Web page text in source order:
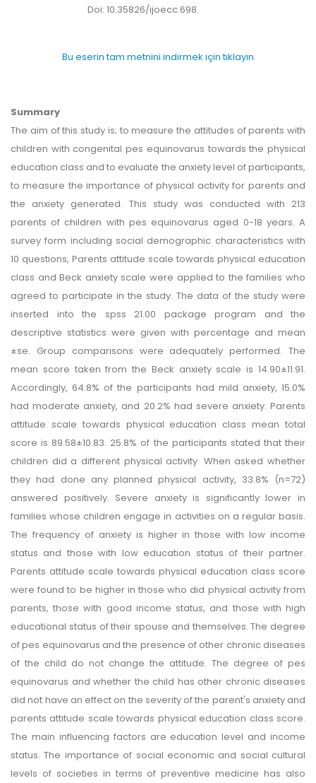
Doi: 10.35826/ijoecc.698.
Bu eserin tam metnini indirmek için tıklayın
Summary
The aim of this study is; to measure the attitudes of parents with
children with congenital pes equinovarus towards the physical
education class and to evaluate the anxiety level of participants,
to measure the importance of physical activity for parents and
the anxiety generated. This study was conducted with 213
parents of children with pes equinovarus aged 0-18 years. A
survey form including social demographic characteristics with
10 questions, Parents attitude scale towards physical education
class and Beck anxiety scale were applied to the families who
agreed to participate in the study. The data of the study were
inserted into the spss 21.00 package program and the
descriptive statistics were given with percentage and mean
±se. Group comparisons were adequately performed. The
mean score taken from the Beck anxiety scale is 14.90±11.91.
Accordingly, 64.8% of the participants had mild anxiety, 15.0%
had moderate anxiety, and 20.2% had severe anxiety. Parents
attitude scale towards physical education class mean total
score is 89.58±10.83. 25.8% of the participants stated that their
children did a different physical activity. When asked whether
they had done any planned physical activity, 33.8% (n=72)
answered positively. Severe anxiety is significantly lower in
families whose children engage in activities on a regular basis.
The frequency of anxiety is higher in those with low income
status and those with low education status of their partner.
Parents attitude scale towards physical education class score
were found to be higher in those who did physical activity from
parents, those with good income status, and those with high
educational status of their spouse and themselves. The degree
of pes equinovarus and the presence of other chronic diseases
of the child do not change the attitude. The degree of pes
equinovarus and whether the child has other chronic diseases
did not have an effect on the severity of the parent's anxiety and
parents attitude scale towards physical education class score.
The main influencing factors are education level and income
status. The importance of social economic and social cultural
levels of societies in terms of preventive medicine has also